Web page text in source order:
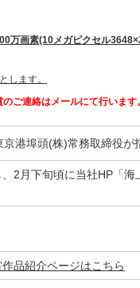
万画素(10メガピクセル
します。
ご連絡はメールにて行います
港埠頭(株)常務取締役が
2月下旬頃に当社HP「海
品紹介ページはこちら